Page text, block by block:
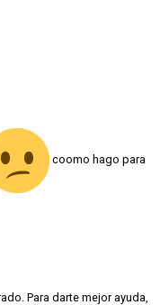
coomo hago para
Para darte mejor ayuda,